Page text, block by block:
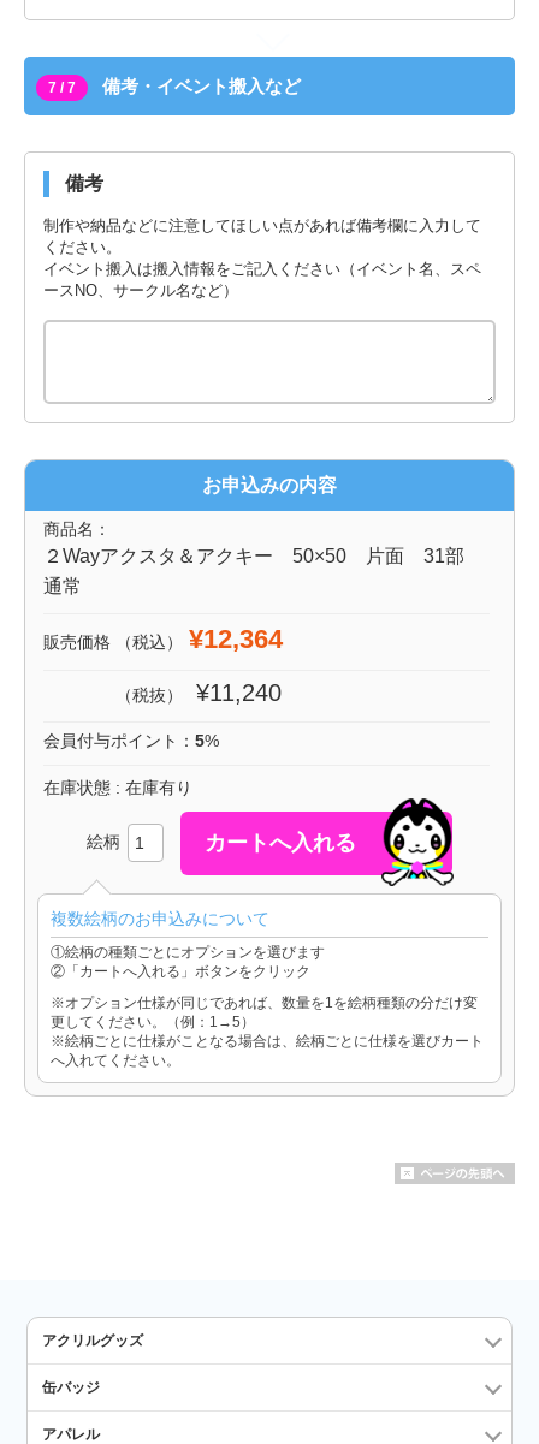
7 / 7 備考・イベント搬入など
備考
制作や納品などに注意してほしい点があれば備考欄に入力して
ください。
イベント搬入は搬入情報をご記入ください（イベント名、スペ
ースNO、サークル名など）
お申込みの内容
商品名：
２Wayアクスタ＆アクキー 50×50 片面 31部
通常
販売価格 （税込） ¥12,364
（税抜） ¥11,240
会員付与ポイント： 5%
在庫状態 : 在庫有り
絵柄
複数絵柄のお申込みについて
①絵柄の種類ごとにオプションを選びます
②「カートへ入れる」ボタンをクリック
※オプション仕様が同じであれば、数量を1を絵柄種類の分だけ変
更してください。（例：1→5）
※絵柄ごとに仕様がことなる場合は、絵柄ごとに仕様を選びカート
へ入れてください。
アクリルグッズ
缶バッジ
アパレル